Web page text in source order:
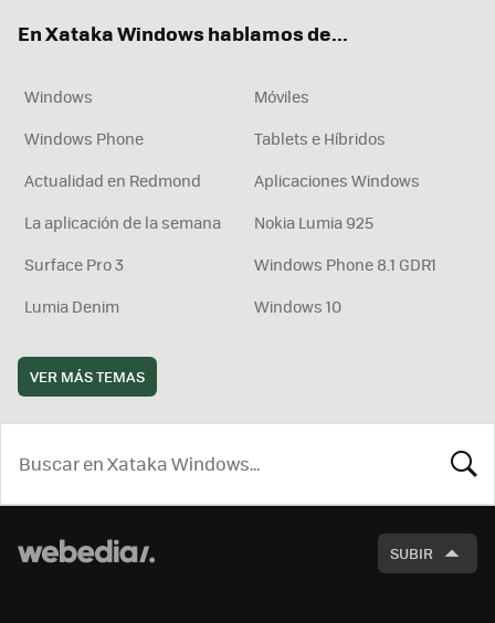
En Xataka Windows hablamos de...
Windows
Móviles
Windows Phone
Tablets e Híbridos
Actualidad en Redmond
Aplicaciones Windows
La aplicación de la semana
Nokia Lumia 925
Surface Pro 3
Windows Phone 8.1 GDR1
Lumia Denim
Windows 10
VER MÁS TEMAS
SUBIR